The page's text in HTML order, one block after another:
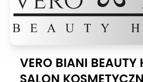
VERO BIANI BEAUTY